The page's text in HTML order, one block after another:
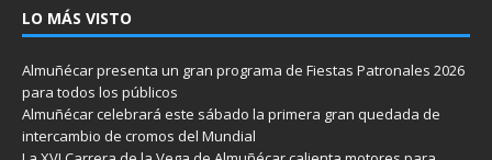
LO MÁS VISTO
Almuñécar presenta un gran programa de Fiestas Patronales 2026
para todos los públicos
Almuñécar celebrará este sábado la primera gran quedada de
intercambio de cromos del Mundial